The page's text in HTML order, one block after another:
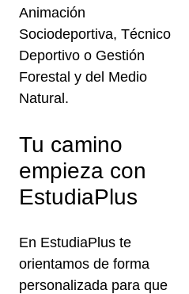
Animación
Sociodeportiva, Técnico
Deportivo o Gestión
Forestal y del Medio
Natural.
Tu camino
empieza con
EstudiaPlus
En EstudiaPlus te
orientamos de forma
personalizada para que